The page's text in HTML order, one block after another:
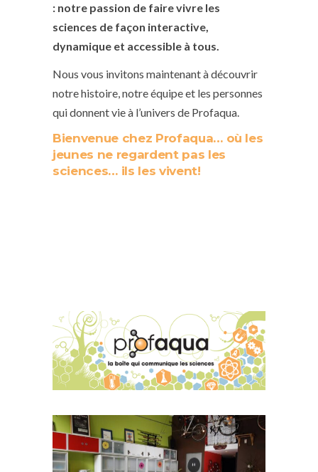
: notre passion de faire vivre les
sciences de façon interactive,
dynamique et accessible à tous.
Nous vous invitons maintenant à découvrir
notre histoire, notre équipe et les personnes
qui donnent vie à l’univers de Profaqua.
Bienvenue chez Profaqua… où les
jeunes ne regardent pas les
sciences… ils les vivent!